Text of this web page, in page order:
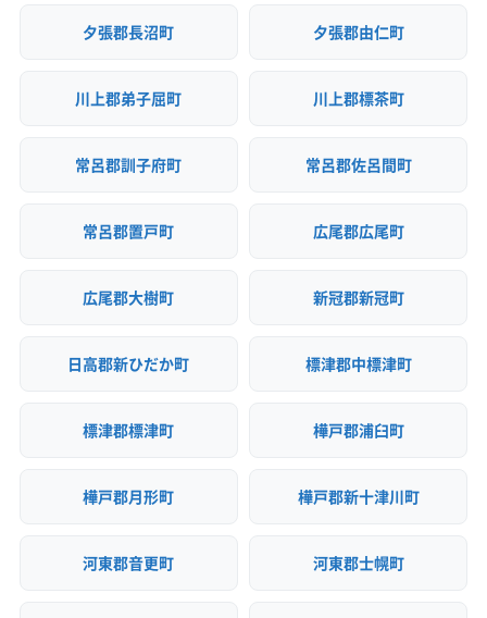
夕張郡長沼町 夕張郡由仁町
川上郡弟子屈町 川上郡標茶町
常呂郡訓子府町 常呂郡佐呂間町
常呂郡置戸町 広尾郡広尾町
広尾郡大樹町 新冠郡新冠町
日高郡新ひだか町 標津郡中標津町
標津郡標津町 樺戸郡浦臼町
樺戸郡月形町 樺戸郡新十津川町
河東郡音更町 河東郡士幌町